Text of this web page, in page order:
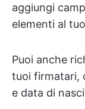
aggiungi
elementi al
Puoi anche
tuoi firmatari,
e data di